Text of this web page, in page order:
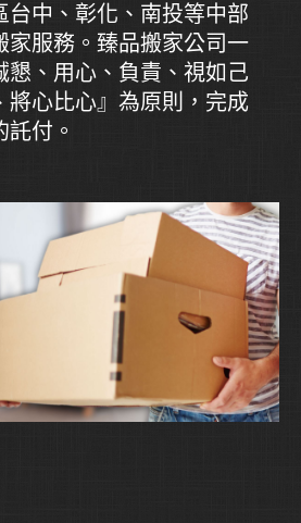
台中、彰化、南投等中部
家服務。臻品搬家公司一
懇、用心、負責、視如己
將心比心』為原則，完成
付。